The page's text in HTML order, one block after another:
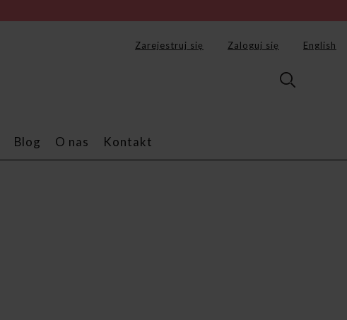
Zarejestruj się Zaloguj się English
Blog O nas Kontakt